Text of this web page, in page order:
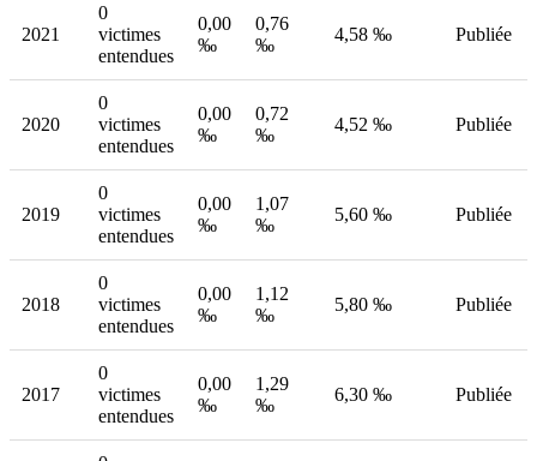
2021
0
victimes
entendues
0,00
‰
0,76
‰
4,58 ‰ Publiée
2020
0
victimes
entendues
0,00
‰
0,72
‰
4,52 ‰ Publiée
2019
0
victimes
entendues
0,00
‰
1,07
‰
5,60 ‰ Publiée
2018
0
victimes
entendues
0,00
‰
1,12
‰
5,80 ‰ Publiée
2017
0
victimes
entendues
0,00
‰
1,29
‰
6,30 ‰ Publiée